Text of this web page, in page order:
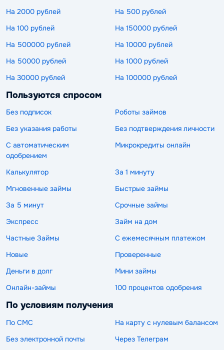
На 2000 рублей
На 500 рублей
На 100 рублей
На 150000 рублей
На 500000 рублей
На 10000 рублей
На 50000 рублей
На 1000 рублей
На 30000 рублей
На 100000 рублей
Пользуются спросом
Без подписок
Роботы займов
Без указания работы
Без подтверждения личности
С автоматическим
одобрением
Микрокредиты онлайн
Калькулятор
За 1 минуту
Мгновенные займы
Быстрые займы
За 5 минут
Срочные займы
Экспресс
Займ на дом
Частные Займы
С ежемесячным платежом
Новые
Проверенные
Деньги в долг
Мини займы
Онлайн-займы
100 процентов одобрения
По условиям получения
По СМС
На карту с нулевым балансом
Без электронной почты
Через Телеграм